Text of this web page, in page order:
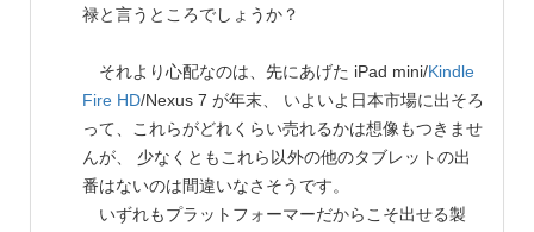
禄と言うところでしょうか？
それより心配なのは、先にあげた iPad mini/Kindle
Fire HD/Nexus 7 が年末、 いよいよ日本市場に出そろ
って、これらがどれくらい売れるかは想像もつきませ
んが、 少なくともこれら以外の他のタブレットの出
番はないのは間違いなさそうです。
いずれもプラットフォーマーだからこそ出せる製